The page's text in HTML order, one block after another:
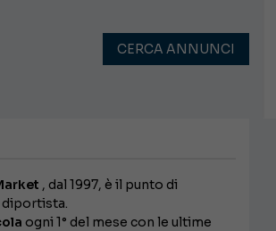
CERCA ANNUNCI
, dal 1997, è il punto di
ogni 1° del mese con le ultime